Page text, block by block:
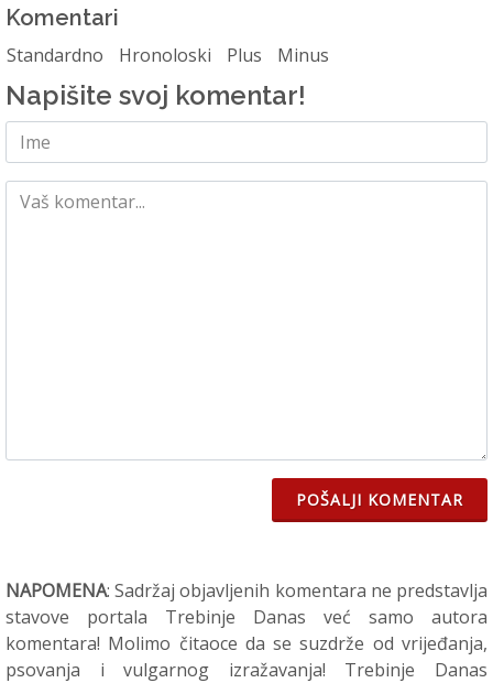
Komentari
Standardno Hronoloski Plus Minus
Napišite svoj komentar!
POŠALJI KOMENTAR
NAPOMENA: Sadržaj objavljenih komentara ne predstavlja
stavove portala Trebinje Danas već samo autora
komentara! Molimo čitaoce da se suzdrže od vrijeđanja,
psovanja i vulgarnog izražavanja! Trebinje Danas